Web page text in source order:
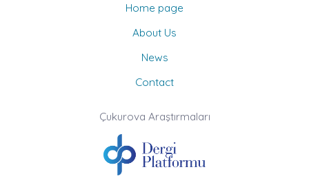
Home page
About Us
News
Contact
Çukurova Araştırmaları